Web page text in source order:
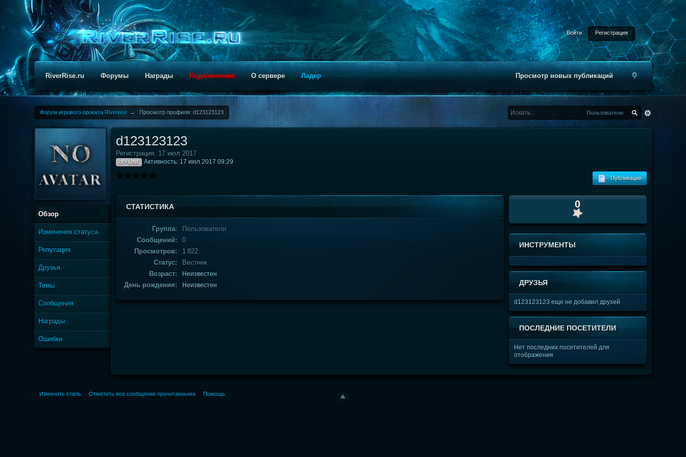
Войти Регистрация
Просмотр новых публикаций
RiverRise.ru Форумы Награды Подключение О сервере Ладер
Форум игрового проекта Riverrise → Просмотр профиля: d123123123 Пользователи
Обзор
Изменения статуса
Репутация
Друзья
Темы
Сообщения
Награды
Ошибки
d123123123
Регистрация: 17 июл 2017
OFFLINE Активность: 17 июл 2017 09:29
Публикации
СТАТИСТИКА
Группа:
Пользователи
Сообщений:
0
Просмотров:
1 822
Статус:
Вестник
Возраст:
Неизвестен
День рождения: Неизвестен
0
ИНСТРУМЕНТЫ
ДРУЗЬЯ
d123123123 еще не добавил друзей
ПОСЛЕДНИЕ ПОСЕТИТЕЛИ
Нет последних посетителей для
отображения
Изменить стиль Отметить все сообщения прочитанными Помощь